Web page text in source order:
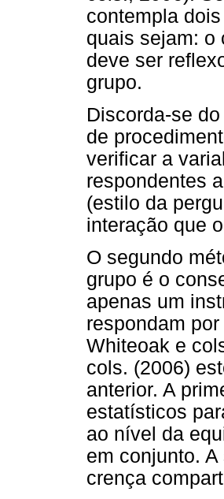
contempla
quais sejam: o
deve ser
grupo.
Discorda-se
de
verificar a
respondentes
(estilo da
interação que
O segundo
grupo é o
apenas um
respondam
Whiteoak e
cols. (2006)
anterior. A
estatísticos
ao nível da
em conjunto.
crença